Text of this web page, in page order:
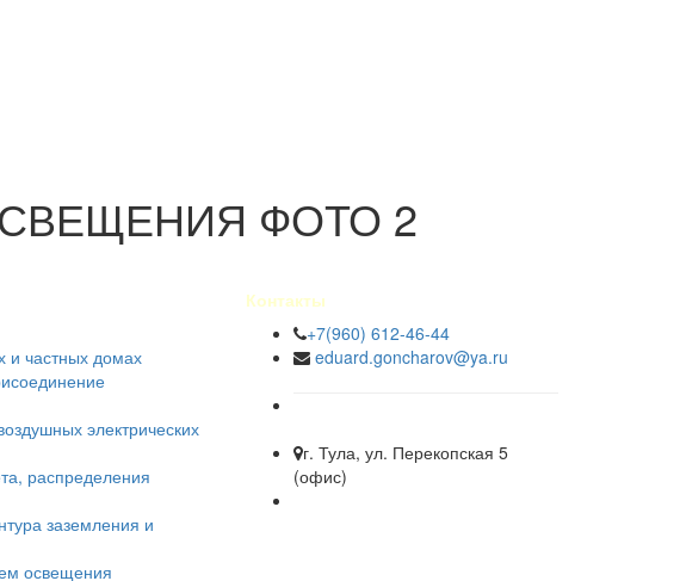
ФОТО 2
и частных домах
электрических
распределения
заземления и
освещения
Контакты
+7(960) 612-46-44
eduard.goncharov@ya.ru
г. Тула, ул. Перекопская 5
(офис)